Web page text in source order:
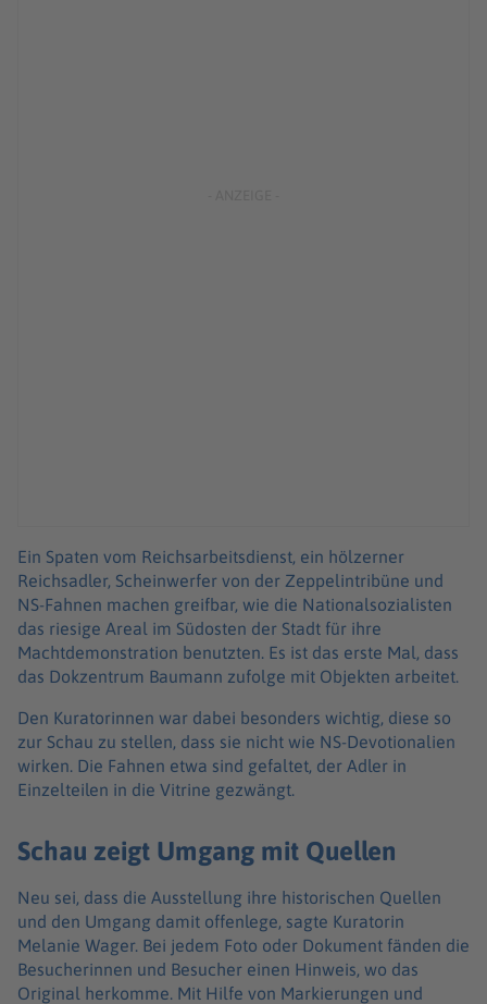
Ein Spaten vom Reichsarbeitsdienst, ein hölzerner
Reichsadler, Scheinwerfer von der Zeppelintribüne und
NS-Fahnen machen greifbar, wie die Nationalsozialisten
das riesige Areal im Südosten der Stadt für ihre
Machtdemonstration benutzten. Es ist das erste Mal, dass
das Dokzentrum Baumann zufolge mit Objekten arbeitet.
Den Kuratorinnen war dabei besonders wichtig, diese so
zur Schau zu stellen, dass sie nicht wie NS-Devotionalien
wirken. Die Fahnen etwa sind gefaltet, der Adler in
Einzelteilen in die Vitrine gezwängt.
Schau zeigt Umgang mit Quellen
Neu sei, dass die Ausstellung ihre historischen Quellen
und den Umgang damit offenlege, sagte Kuratorin
Melanie Wager. Bei jedem Foto oder Dokument fänden die
Besucherinnen und Besucher einen Hinweis, wo das
Original herkomme. Mit Hilfe von Markierungen und